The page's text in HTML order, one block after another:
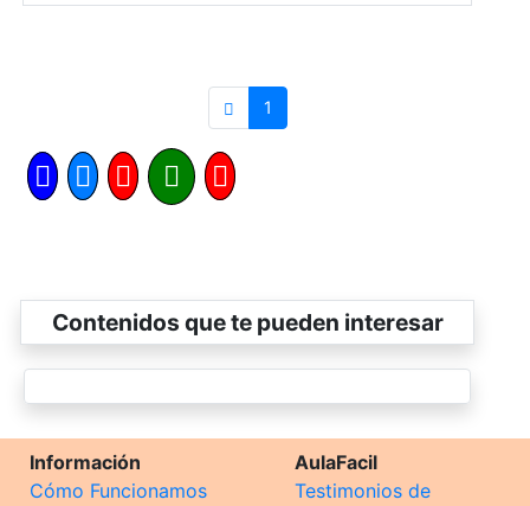
1
Contenidos que te pueden interesar
Información
Cómo Funcionamos
AulaFacil
Testimonios de